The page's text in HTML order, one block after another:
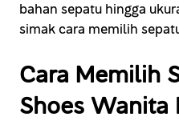
bahan sepatu hingga
simak cara memilih
Cara Memilih
Shoes Wanita